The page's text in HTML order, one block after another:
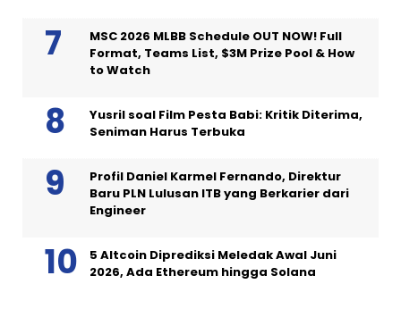
MSC 2026 MLBB Schedule OUT NOW! Full
Format, Teams List, $3M Prize Pool & How
to Watch
Yusril soal Film Pesta Babi: Kritik Diterima,
Seniman Harus Terbuka
Profil Daniel Karmel Fernando, Direktur
Baru PLN Lulusan ITB yang Berkarier dari
Engineer
5 Altcoin Diprediksi Meledak Awal Juni
2026, Ada Ethereum hingga Solana